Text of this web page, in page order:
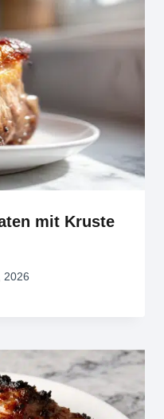
mit Kruste
2026